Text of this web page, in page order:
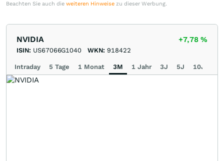
Beachten Sie auch die weiteren Hinweise zu dieser Werbung.
NVIDIA +7,78%
ISIN: US67066G1040 WKN: 918422
Intraday 5 Tage 1 Monat 3M 1 Jahr 3J 5J 10J